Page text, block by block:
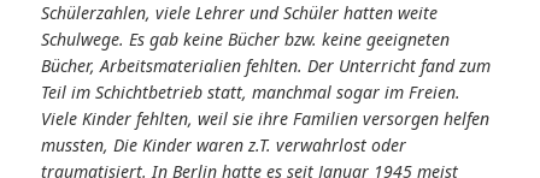
Schülerzahlen, viele Lehrer und Schüler hatten weite
Schulwege. Es gab keine Bücher bzw. keine geeigneten
Bücher, Arbeitsmaterialien fehlten. Der Unterricht fand zum
Teil im Schichtbetrieb statt, manchmal sogar im Freien.
Viele Kinder fehlten, weil sie ihre Familien versorgen helfen
mussten, Die Kinder waren z.T. verwahrlost oder
traumatisiert. In Berlin hatte es seit Januar 1945 meist